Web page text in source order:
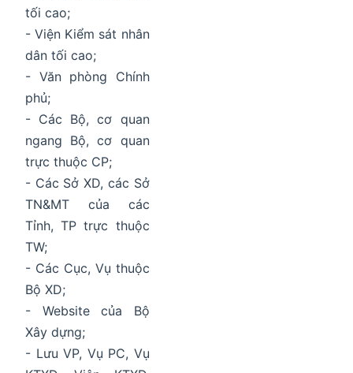
tối cao;
- Viện Kiểm sát nhân
dân tối cao;
- Văn phòng Chính
phủ;
- Các Bộ, cơ quan
ngang Bộ, cơ quan
trực thuộc CP;
- Các Sở XD, các Sở
TN&MT của các
Tỉnh, TP trực thuộc
TW;
- Các Cục, Vụ thuộc
Bộ XD;
- Website của Bộ
Xây dựng;
- Lưu VP, Vụ PC, Vụ